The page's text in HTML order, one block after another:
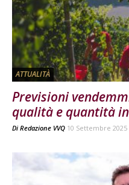
ATTUALITÀ
Previsioni
qualità e quantità
Di Redazione VVQ 10 Settembre 2025